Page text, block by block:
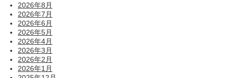
2026年8月
2026年7月
2026年6月
2026年5月
2026年4月
2026年3月
2026年2月
2026年1月